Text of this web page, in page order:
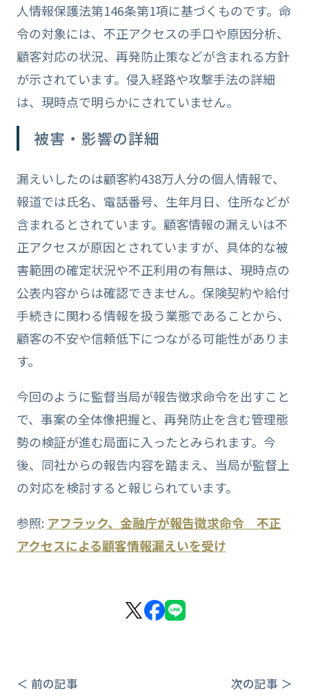
人情報保護法第146条第1項に基づくものです。命
令の対象には、不正アクセスの手口や原因分析、
顧客対応の状況、再発防止策などが含まれる方針
が示されています。侵入経路や攻撃手法の詳細
は、現時点で明らかにされていません。
被害・影響の詳細
漏えいしたのは顧客約438万人分の個人情報で、
報道では氏名、電話番号、生年月日、住所などが
含まれるとされています。顧客情報の漏えいは不
正アクセスが原因とされていますが、具体的な被
害範囲の確定状況や不正利用の有無は、現時点の
公表内容からは確認できません。保険契約や給付
手続きに関わる情報を扱う業態であることから、
顧客の不安や信頼低下につながる可能性がありま
す。
今回のように監督当局が報告徴求命令を出すこと
で、事案の全体像把握と、再発防止を含む管理態
勢の検証が進む局面に入ったとみられます。今
後、同社からの報告内容を踏まえ、当局が監督上
の対応を検討すると報じられています。
参照: アフラック、金融庁が報告徴求命令 不正
アクセスによる顧客情報漏えいを受け
＜ 前の記事 次の記事 ＞